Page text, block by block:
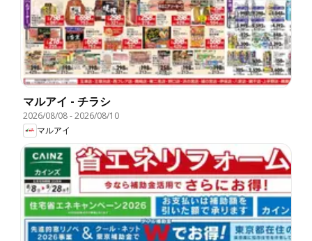
マルアイ - チラシ
2026/08/08-2026/08/10
マルアイ